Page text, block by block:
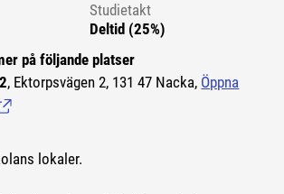
Studietakt
Deltid (25%)
på följande platser
, Ektorpsvägen 2, 131 47 Nacka, Öppna
till extern sida.)
lokaler.